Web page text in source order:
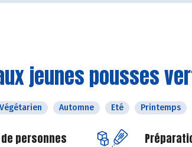
jeunes pousses
Végétarien Automne Eté Printemps
personnes